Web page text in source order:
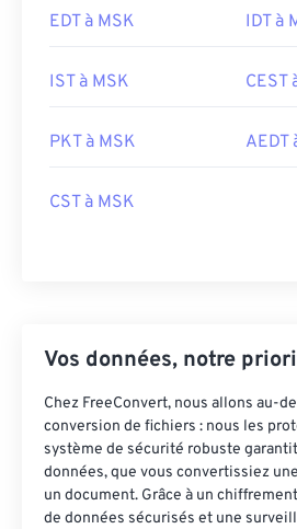
EDT à MSK IDT à
IST à MSK CEST
PKT à MSK AEDT
CST à MSK
Vos données, notre
Chez FreeConvert, nous allons au-
conversion de fichiers : nous les
système de sécurité robuste
données, que vous convertissiez
un document. Grâce à un
de données sécurisés et une